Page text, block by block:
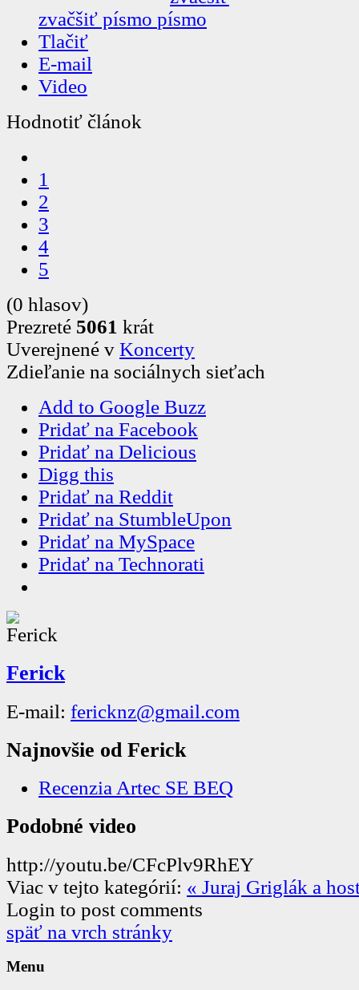
zvačšiť písmo
Tlačiť
E-mail
Video
Hodnotiť článok
1
2
3
4
5
(0 hlasov)
Prezreté 5061 krát
Uverejnené v Koncerty
Zdieľanie na sociálnych sieťach
Add to Google Buzz
Pridať na Facebook
Pridať na Delicious
Digg this
Pridať na Reddit
Pridať na StumbleUpon
Pridať na MySpace
Pridať na Technorati
Ferick
E-mail: fericknz@gmail.com
Najnovšie od Ferick
Recenzia Artec SE BEQ
Podobné video
http://youtu.be/CFcPlv9RhEY
Viac v tejto kategórií: « Juraj Griglák a
Login to post comments
späť na vrch stránky
Menu